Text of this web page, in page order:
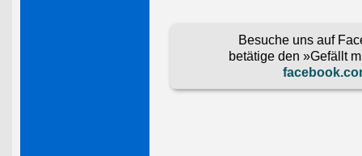
Besuche uns auf
betätige den »Gefällt